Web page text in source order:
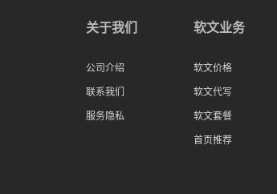
关于我们
公司介绍
联系我们
服务隐私
软文业务
软文价格
软文代写
软文套餐
首页推荐